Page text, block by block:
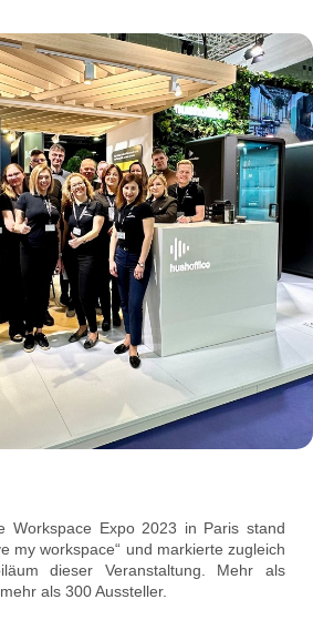
Workspace Expo 2023 in Paris stand
my workspace“ und markierte zugleich
dieser Veranstaltung. Mehr als
als 300 Aussteller.